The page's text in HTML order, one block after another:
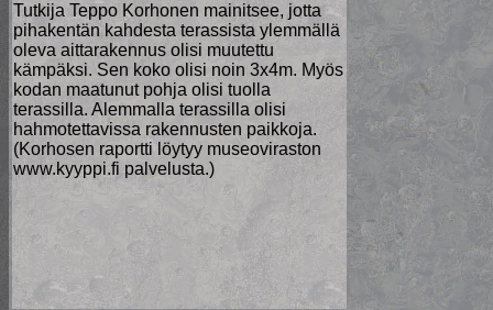
Tutkija Teppo Korhonen mainitsee, jotta
pihakentän kahdesta terassista ylemmällä
oleva aittarakennus olisi muutettu
kämpäksi. Sen koko olisi noin 3x4m. Myös
kodan maatunut pohja olisi tuolla
terassilla. Alemmalla terassilla olisi
hahmotettavissa rakennusten paikkoja.
(Korhosen raportti löytyy museoviraston
www.kyyppi.fi palvelusta.)